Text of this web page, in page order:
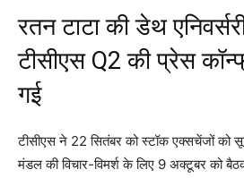
रतन टाटा की डेथ
टीसीएस Q2 की प्रेस
गई
टीसीएस ने 22 सितंबर को स्टॉक एक्सचेंजों को
मंडल की विचार-विमर्श के लिए 9 अक्टूबर को